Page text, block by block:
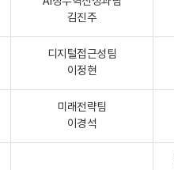
김진주
디지털접근성팀
이정현
미래전략팀
이경석